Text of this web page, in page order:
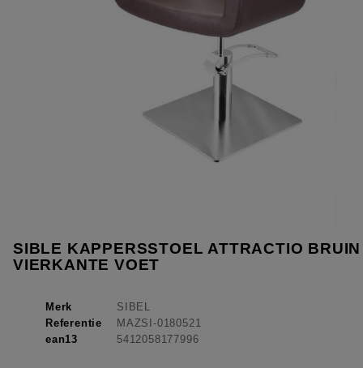
SIBLE KAPPERSSTOEL ATTRACTIO
VIERKANTE VOET
Merk
SIBEL
Referentie
MAZSI-0180521
ean13
5412058177996